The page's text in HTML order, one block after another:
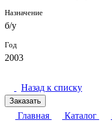
Назначение
б/у
Год
2003
Назад к списку
Заказать
Главная Каталог